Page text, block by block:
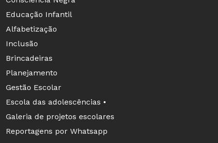
Educação Infantil
Alfabetização
Inclusão
Brincadeiras
Planejamento
Gestão Escolar
Escola das adolescências •
Galeria de projetos escolares
Reportagens por Whatsapp